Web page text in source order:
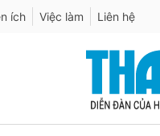
ích Việc làm Liên hệ